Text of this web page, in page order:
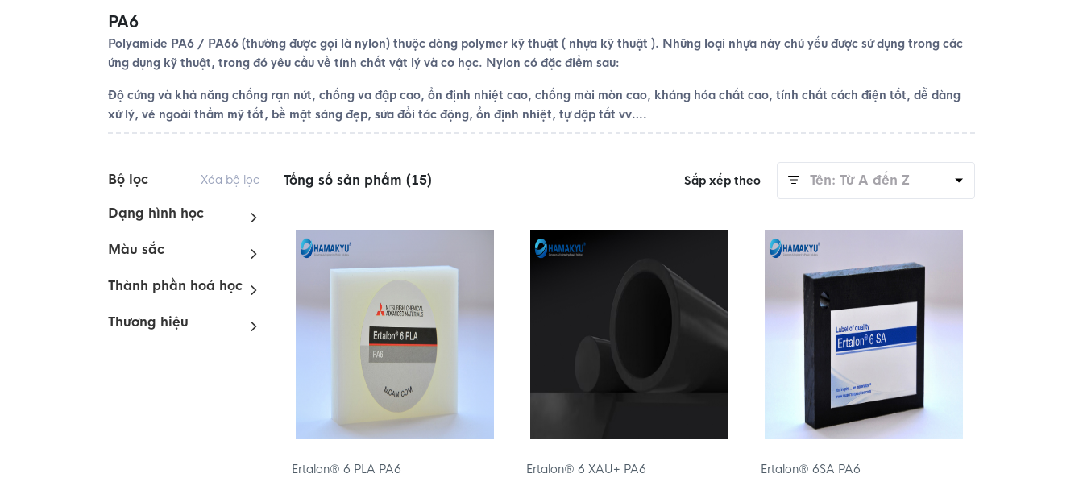
PA6
Polyamide PA6 / PA66 (thường được gọi là nylon) thuộc dòng polymer kỹ thuật ( nhựa kỹ thuật ). Những loại nhựa này chủ yếu được sử dụng trong các
ứng dụng kỹ thuật, trong đó yêu cầu về tính chất vật lý và cơ học. Nylon có đặc điểm sau:
Độ cứng và khả năng chống rạn nứt, chống va đập cao, ổn định nhiệt cao, chống mài mòn cao, kháng hóa chất cao, tính chất cách điện tốt, dễ dàng
xử lý, vẻ ngoài thẩm mỹ tốt, bề mặt sáng đẹp, sửa đổi tác động, ổn định nhiệt, tự dập tắt vv….
Bộ lọc Xóa bộ lọc
Dạng hình học
Màu sắc
Thành phần hoá học
Thương hiệu
Tổng số sản phẩm (15) Sắp xếp theo Tên: Từ A đến Z
Ertalon® 6 PLA PA6 Ertalon® 6 XAU+ PA6 Ertalon® 6SA PA6